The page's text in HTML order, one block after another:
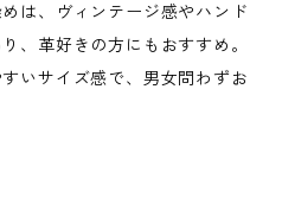
は、ヴィンテージ感やハンド
、革好きの方にもおすすめ。
いサイズ感で、男女問わずお